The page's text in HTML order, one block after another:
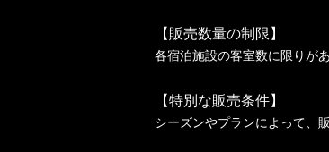
【販売数量の制限】
各宿泊施設の客室数に限りが
【特別な販売条件】
シーズンやプランによって、